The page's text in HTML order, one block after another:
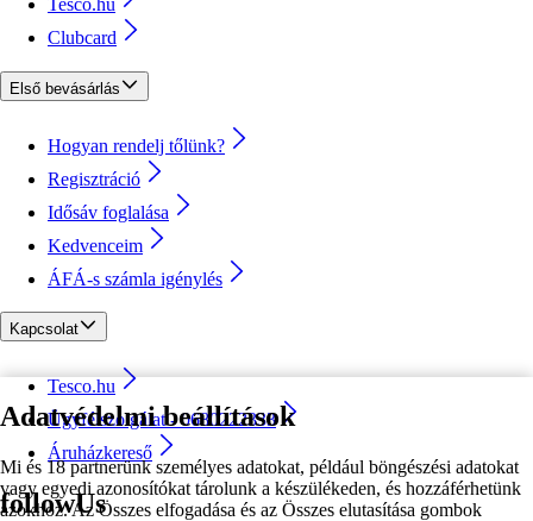
Adatvédelmi beállítások
Mi és 18 partnerünk személyes adatokat, például böngészési adatokat
vagy egyedi azonosítókat tárolunk a készülékeden, és hozzáférhetünk
azokhoz. Az Összes elfogadása és az Összes elutasítása gombok
Tesco.hu
Clubcard
Első bevásárlás
Hogyan rendelj tőlünk?
Regisztráció
Idősáv foglalása
Kedvenceim
ÁFÁ-s számla igénylés
Kapcsolat
Tesco.hu
Ügyfélszolgálat - 0680222333
Áruházkereső
followUs